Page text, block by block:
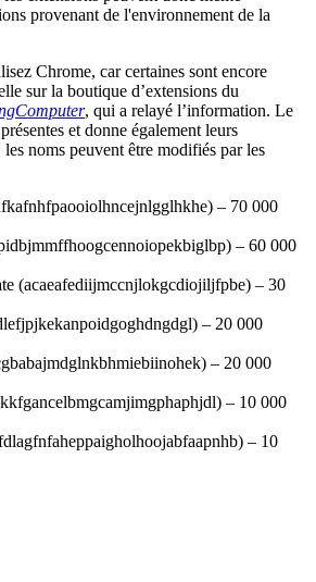
provenant de l'environnement de la
Chrome, car certaines sont encore
sur la boutique d’extensions du
, qui a relayé l’information. Le
et donne également leurs
noms peuvent être modifiés par les
– 70 000
– 60 000
(acaeafediijmccnjlokgcdiojiljfpbe) – 30
– 20 000
– 20 000
– 10 000
– 10